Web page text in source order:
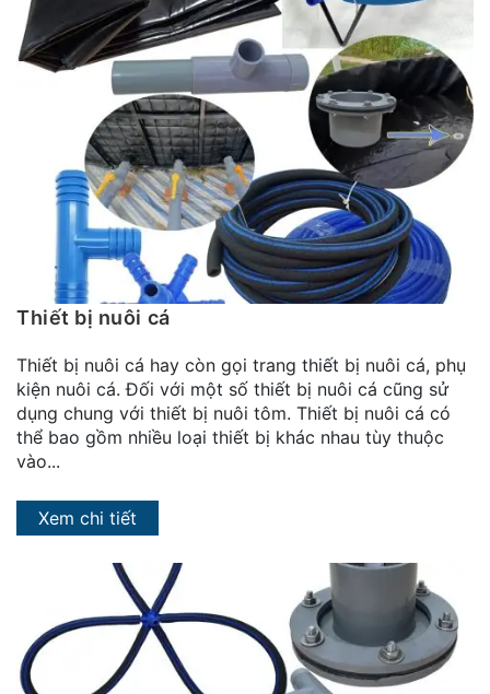
Bọt
Khí
Ventek
chia
Liên
hệ
Thiết bị nuôi cá
Thiết bị nuôi cá hay còn gọi trang thiết bị nuôi cá, phụ
kiện nuôi cá. Đối với một số thiết bị nuôi cá cũng sử
dụng chung với thiết bị nuôi tôm. Thiết bị nuôi cá có
thể bao gồm nhiều loại thiết bị khác nhau tùy thuộc
vào...
Xem chi tiết